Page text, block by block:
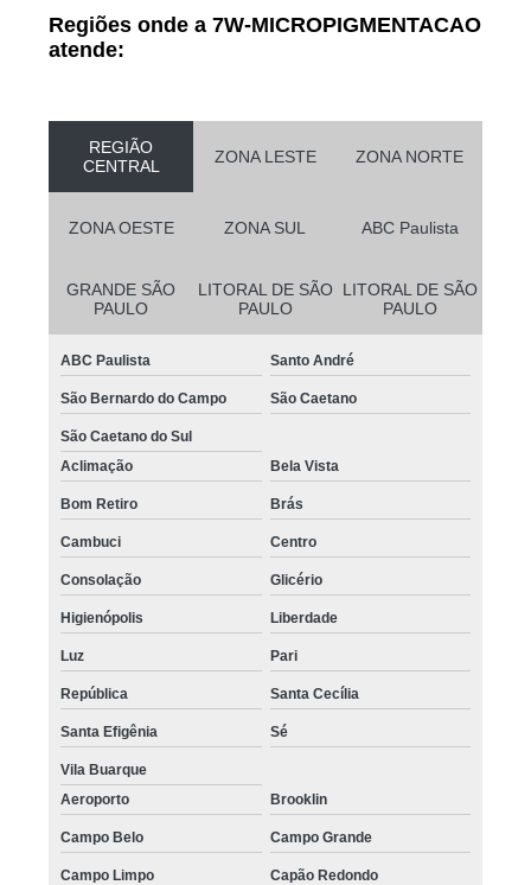
Regiões onde a 7W-MICROPIGMENTACAO
atende:
REGIÃO
CENTRAL
ZONA LESTE ZONA NORTE
ZONA OESTE ZONA SUL ABC Paulista
GRANDE SÃO
PAULO
LITORAL DE SÃO
PAULO
LITORAL DE SÃO
PAULO
ABC Paulista Santo André
São Bernardo do Campo São Caetano
São Caetano do Sul
Aclimação
Bela Vista
Bom Retiro Brás
Cambuci Centro
Consolação Glicério
Higienópolis Liberdade
Luz Pari
República Santa Cecília
Santa Efigênia Sé
Vila Buarque
Aeroporto
Brooklin
Campo Belo Campo Grande
Campo Limpo Capão Redondo